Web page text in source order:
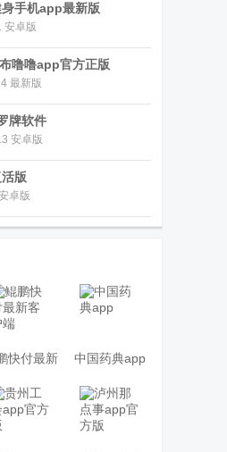
手机app最新版
安卓版
噜噜app官方正版
最新版
牌软件
安卓版
版
卓版
快付最新
客户端
中国药典app